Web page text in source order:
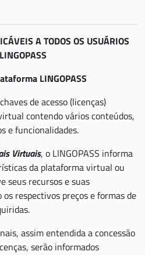
A TODOS OS USUÁRIOS
LINGOPASS
de acesso (licenças)
contendo vários conteúdos,
e funcionalidades.
Virtuais, o LINGOPASS informa
da plataforma virtual ou
seus recursos e suas
respectivos preços e formas de
assim entendida a concessão
serão informados